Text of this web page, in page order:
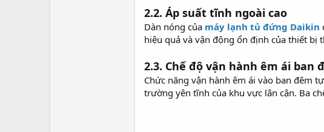
2.2. Áp suất tĩnh ngoài cao
Dàn nóng của máy lạnh tủ đứng Daikin
hiệu quả và vận động ổn định của thiết bị
2.3. Chế độ vận hành êm ái ban
Chức năng vận hành êm ái vào ban đêm
trường yên tĩnh của khu vực lân cận. Ba